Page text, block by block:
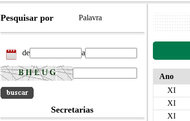
Pesquisar por Palavra
de a
Secretarias
Ano
XI
XI
XI